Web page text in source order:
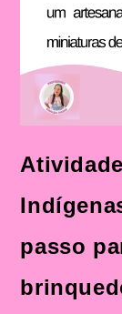
passo